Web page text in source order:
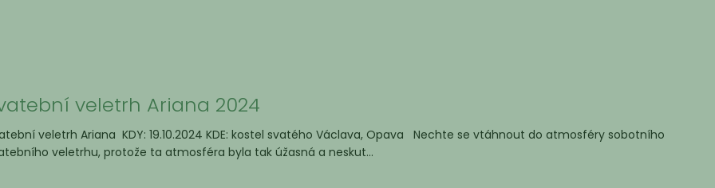
veletrh Ariana 2024
veletrh Ariana KDY: 19.10.2024 KDE: kostel svatého Václava, Opava Nechte se vtáhnout do atmosféry sobotního
veletrhu, protože ta atmosféra byla tak úžasná a neskut...